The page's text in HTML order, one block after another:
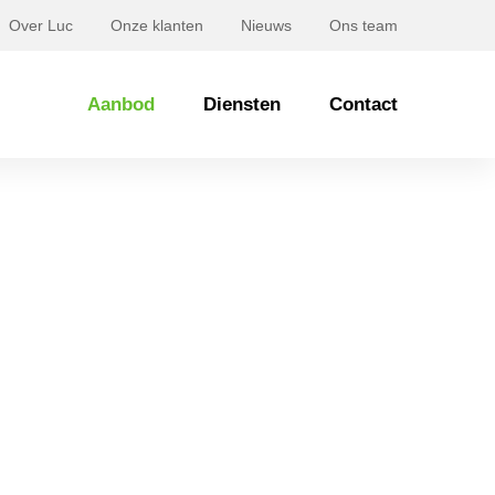
Over Luc Onze klanten Nieuws Ons team
Aanbod Diensten Contact